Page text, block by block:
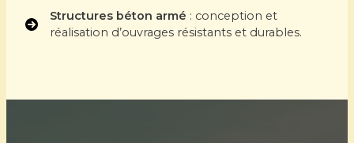
Structures béton armé : conception et
réalisation d’ouvrages résistants et durables.